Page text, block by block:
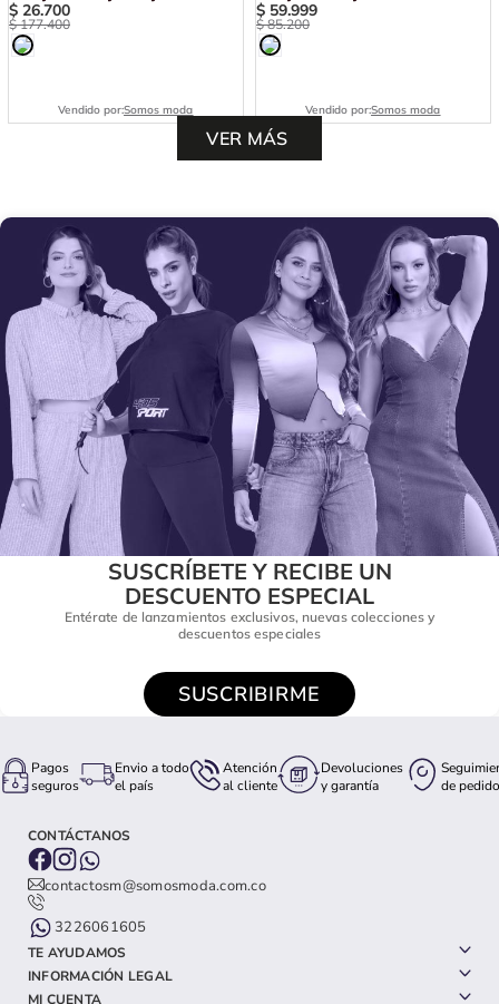
$ 26.700
$ 177.400
Vendido por:Somos moda
$ 59.999
$ 85.200
Vendido por:Somos moda
SUSCRÍBETE Y RECIBE UN
DESCUENTO ESPECIAL
Entérate de lanzamientos exclusivos, nuevas colecciones y
descuentos especiales
SUSCRIBIRME
Pagos
seguros
Envio a todo
el país
Atención
al cliente
Devoluciones
y garantía
de pedido
CONTÁCTANOS
contactosm@somosmoda.com.co
3226061605
TE AYUDAMOS
INFORMACIÓN LEGAL
MI CUENTA